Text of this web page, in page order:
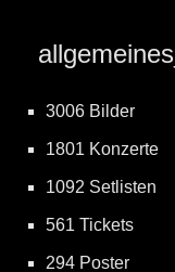
allgemeines_
3006 Bilder
1801 Konzerte
1092 Setlisten
561 Tickets
294 Poster